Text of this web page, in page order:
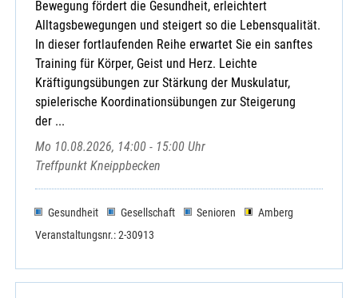
Bewegung fördert die Gesundheit, erleichtert
Alltagsbewegungen und steigert so die Lebensqualität.
In dieser fortlaufenden Reihe erwartet Sie ein sanftes
Training für Körper, Geist und Herz. Leichte
Kräftigungsübungen zur Stärkung der Muskulatur,
spielerische Koordinationsübungen zur Steigerung
der ...
Mo 10.08.2026, 14:00 - 15:00 Uhr
Treffpunkt Kneippbecken
Gesundheit Gesellschaft Senioren
Amberg
Veranstaltungsnr.: 2-30913